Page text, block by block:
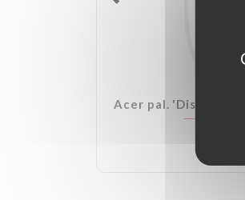
Acer pal. 'Dissectum